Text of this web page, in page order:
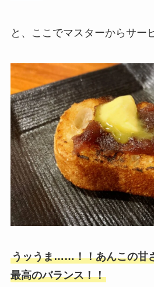
と、ここでマスターからサー
うッうま……！！あんこの甘
最高のバランス！！